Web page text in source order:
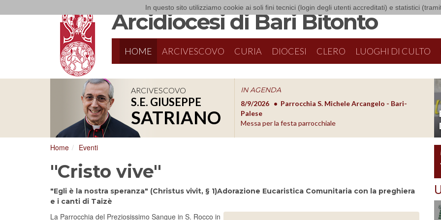
In questo sito utilizziamo cookie ai soli fini tecnici (login degli utenti accreditati) e statistici
Arcidiocesi di Bari Bitonto
HOME ARCIVESCOVO CURIA DIOCESI CLERO LUOGHI DI CULTO
ARCIVESCOVO
S.E. GIUSEPPE
SATRIANO
IN AGENDA
8/17/2026
Conversano
Conferenza Episcopale Pugliese
8/9/2026
Parrocchia S. Michele Arcangelo - Bari-
Palese
Messa per la festa parrocchiale
8/10/
Home Eventi
"Cristo vive"
"Egli è la nostra speranza" (Christus vivit, § 1)Adorazione Eucaristica Comunitaria con la preghiera
e i canti di Taizè
La Parrocchia del Preziosissimo Sangue in S. Rocco in